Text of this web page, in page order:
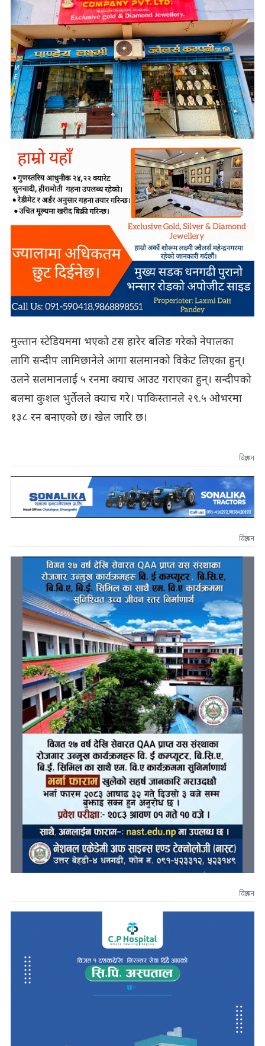
मुल्तान स्टेडियममा भएको टस हारेर बलिङ गरेको नेपालका
लागि सन्दीप लामिछानेले आगा सलमानको विकेट लिएका हुन्।
उलने सलमानलाई ५ रनमा क्याच आउट गराएका हुन्। सन्दीपको
बलमा कुशल भुर्तेलले क्याच गरे। पाकिस्तानले २९.५ ओभरमा
१३८ रन बनाएको छ। खेल जारि छ।
विज्ञापन
विज्ञापन
विज्ञापन